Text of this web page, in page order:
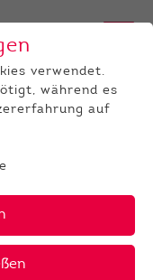
verwendet.
während es
auf